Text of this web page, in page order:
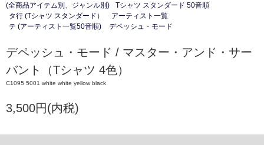
(全商品アイテム別、ジャンル別)
Tシャツ スタンダード 50音順
タ行 (Tシャツ スタンダード）
アーティスト一覧
テ (アーティスト一覧50音順)
デペッシュ・モード
デペッシュ・モード / マスター・アンド・サー
バント（Tシャツ 4色）
C1095 5001 white white yellow black
3,500円(内税)